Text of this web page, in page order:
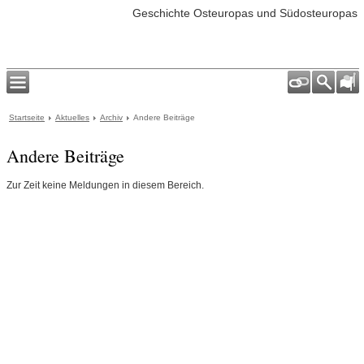
Geschichte Osteuropas und Südosteuropas
Startseite Aktuelles Archiv Andere Beiträge
Andere Beiträge
Zur Zeit keine Meldungen in diesem Bereich.